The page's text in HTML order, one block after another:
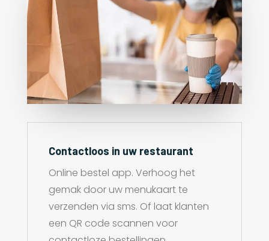
Contactloos in uw restaurant
Online bestel app. Verhoog het
gemak door uw menukaart te
verzenden via sms. Of laat klanten
een QR code scannen voor